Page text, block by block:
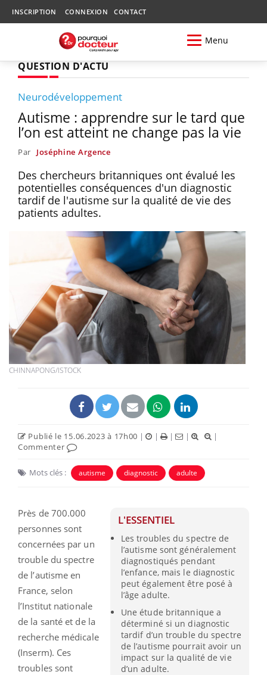
INSCRIPTION CONNEXION CONTACT
Menu
QUESTION D'ACTU
Neurodéveloppement
Autisme : apprendre sur le tard que
l’on est atteint ne change pas la vie
Par Joséphine Argence
Des chercheurs britanniques ont évalué les
potentielles conséquences d'un diagnostic
tardif de l'autisme sur la qualité de vie des
patients adultes.
CHINNAPONG/ISTOCK
Publié le 15.06.2023 à 17h00 | | | |
|
Commenter
Mots clés : autisme diagnostic adulte
L'ESSENTIEL
Les troubles du spectre de
l’autisme sont généralement
diagnostiqués pendant
l’enfance, mais le diagnostic
peut également être posé à
l’âge adulte.
Une étude britannique a
déterminé si un diagnostic
tardif d’un trouble du spectre
de l’autisme pourrait avoir un
impact sur la qualité de vie
d’un adulte.
Près de 700.000
personnes sont
concernées par un
trouble du spectre
de l’autisme en
France, selon
l’Institut nationale
de la santé et de la
recherche médicale
(Inserm). Ces
troubles sont